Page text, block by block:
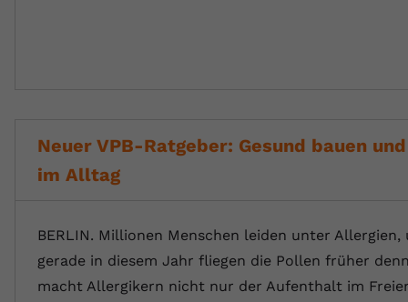
Neuer VPB-Ratgeber: Gesund bauen
im Alltag
BERLIN. Millionen Menschen leiden unter Allergien,
gerade in diesem Jahr fliegen die Pollen früher
macht Allergikern nicht nur der Aufenthalt im